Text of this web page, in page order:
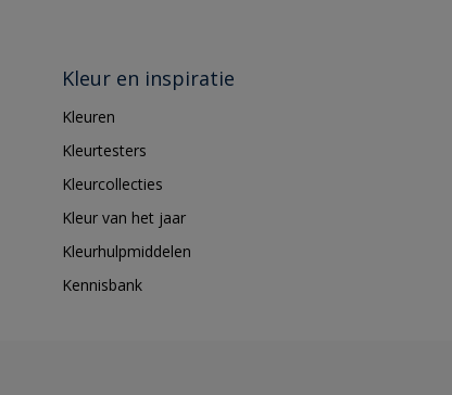
Kleur en inspiratie
Kleuren
Kleurtesters
Kleurcollecties
Kleur van het jaar
Kleurhulpmiddelen
Kennisbank